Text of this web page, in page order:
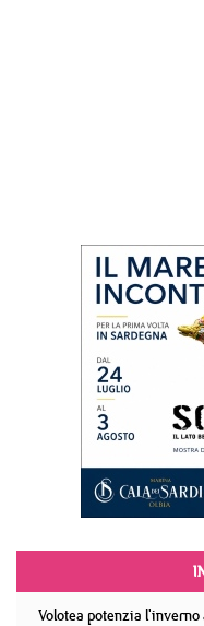
Volotea potenzia